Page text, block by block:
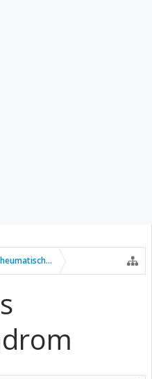
Erkrankungen